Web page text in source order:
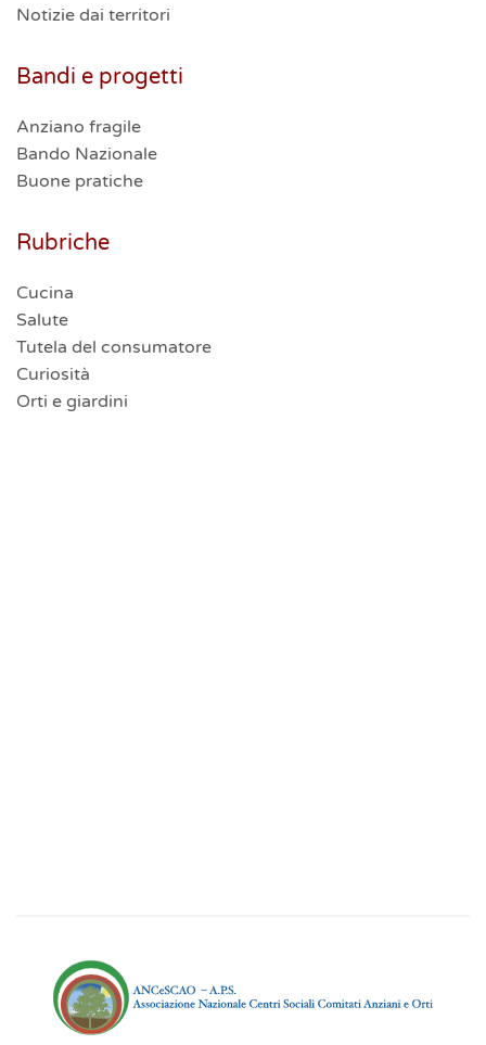
Notizie dai territori
Bandi e progetti
Anziano fragile
Bando Nazionale
Buone pratiche
Rubriche
Cucina
Salute
Tutela del consumatore
Curiosità
Orti e giardini